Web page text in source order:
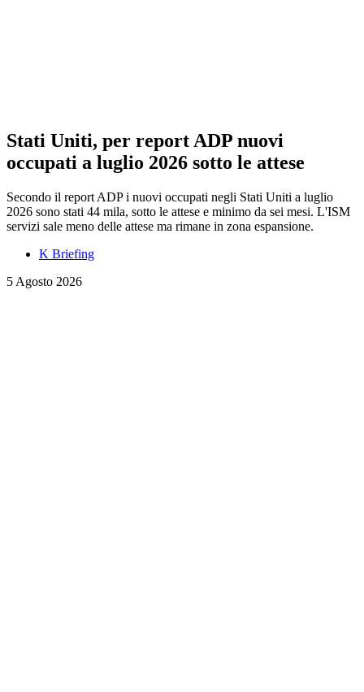
Stati Uniti, per report ADP nuovi
occupati a luglio 2026 sotto le attese
Secondo il report ADP i nuovi occupati negli Stati Uniti a luglio
2026 sono stati 44 mila, sotto le attese e minimo da sei mesi. L'ISM
servizi sale meno delle attese ma rimane in zona espansione.
K Briefing
5 Agosto 2026